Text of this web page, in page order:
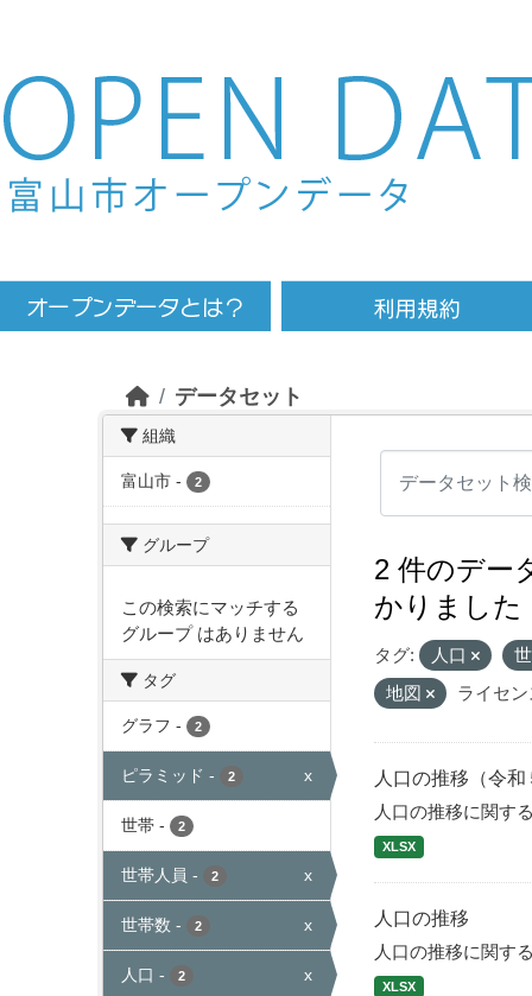
Skip to main content
データセット
組織
富山市 - 2
グループ
この検索にマッチする
グループ はありません
タグ
グラフ - 2
ピラミッド - 2 x
世帯 - 2
世帯人員 - 2 x
世帯数 - 2 x
人口 - 2 x
2 件のデー
かりました
タグ: 人口
地図
ライセン
人口の推移（令和
人口の推移に関す
XLSX
人口の推移
人口の推移に関す
XLSX